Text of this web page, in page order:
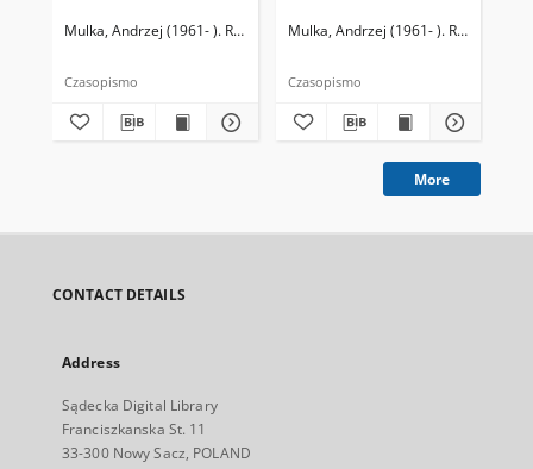
Mulka, Andrzej (1961- ). Redaktor naczelny
Czasopismo
Mulka, Andrzej (1961- ). Redaktor
Czasopismo
More
CONTACT DETAILS
Address
Sądecka Digital Library
Franciszkanska St. 11
33-300 Nowy Sacz, POLAND